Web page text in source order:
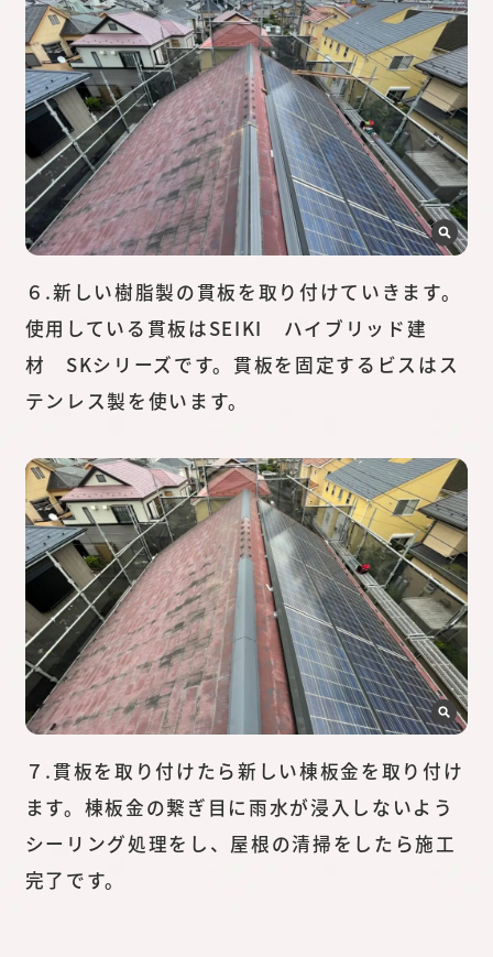
６.新しい樹脂製の貫板を取り付けていきます。
使用している貫板はSEIKI ハイブリッド建
材 SKシリーズです。貫板を固定するビスはス
テンレス製を使います。
７.貫板を取り付けたら新しい棟板金を取り付け
ます。棟板金の繋ぎ目に雨水が浸入しないよう
シーリング処理をし、屋根の清掃をしたら施工
完了です。